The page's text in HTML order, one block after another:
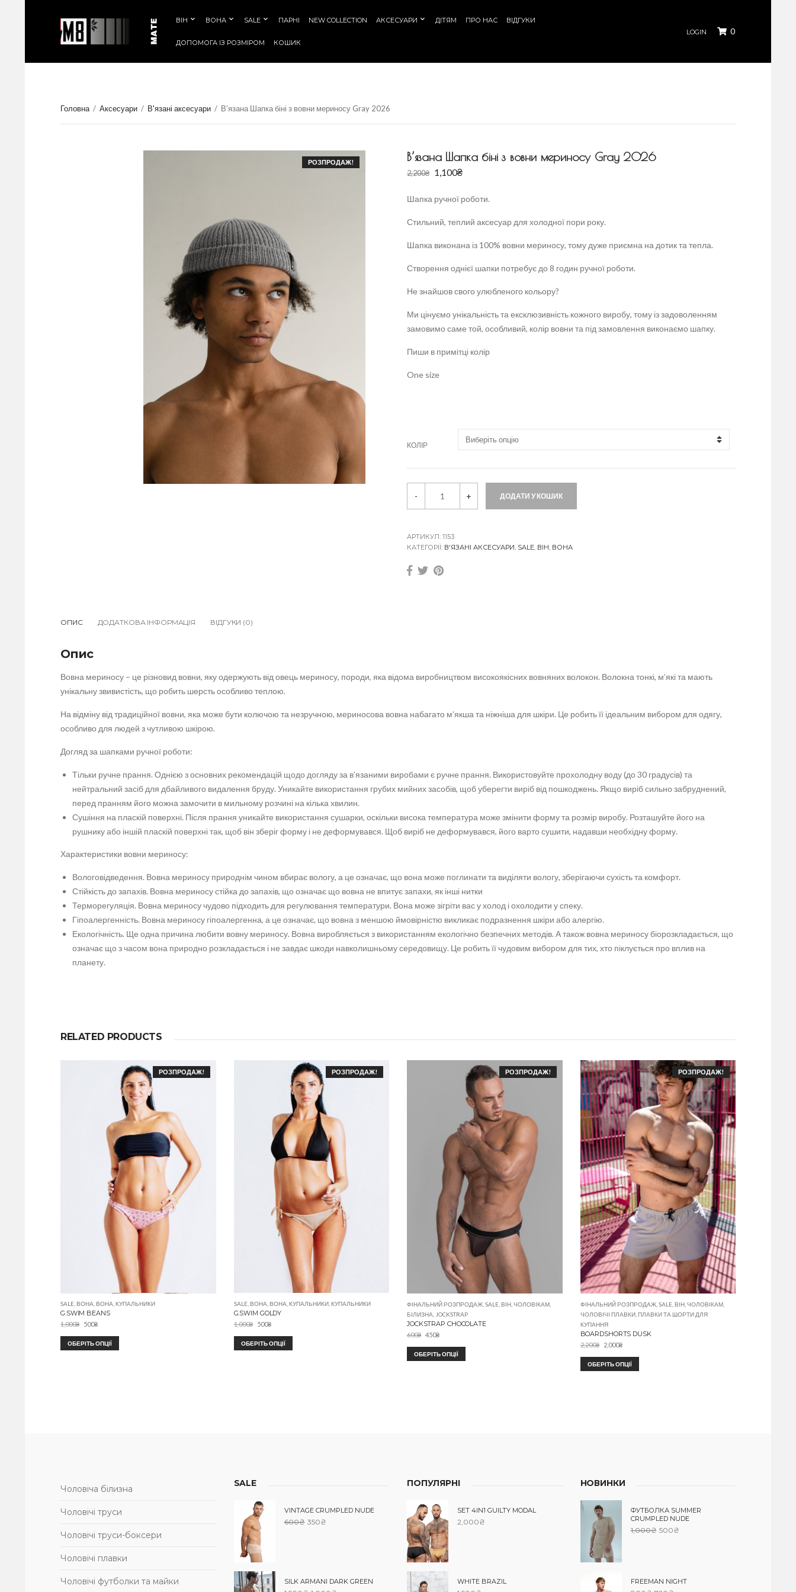
ВІН ВОНА SALE ПАРНІ NEW COLLECTION АКСЕСУАРИ ДІТЯМ ПРО НАС ВІДГУКИ
ДОПОМОГА IЗ РОЗМIРОМ КОШИК
LOGIN 0
Головна / Аксесуари / В'язані аксесуари / В’язана Шапка біні з вовни мериносу Gray 2026
РОЗПРОДАЖ! В’язана Шапка біні з вовни мериносу Gray 2026
2,200₴ 1,100₴
Шапка ручної роботи.
Стильний, теплий аксесуар для холодної пори року.
Шапка виконана із 100% вовни мериносу, тому дуже приємна на дотик та тепла.
Створення однієї шапки потребує до 8 годин ручної роботи.
Не знайшов свого улюбленого кольору?
Ми цінуємо унікальність та ексклюзивність кожного виробу, тому із задоволенням
замовимо саме той, особливий, колір вовни та під замовлення виконаємо шапку.
Пиши в примітці колір
One size
КОЛІР
я
н
а
а
п
в
е
у
G
y
2
u
a
t
i
y
- + ДОДАТИ У КОШИК
АРТИКУЛ: 1153
КАТЕГОРІЇ: В'ЯЗАНІ АКСЕСУАРИ SALE ВІН ВОНА
ОПИС ДОДАТКОВА ІНФОРМАЦІЯ ВІДГУКИ (0)
Опис
Вовна мериносу – це різновид вовни, яку одержують від овець мериносу, породи, яка відома виробництвом високоякісних вовняних волокон. Волокна тонкі, м’які та мають
унікальну звивистість, що робить шерсть особливо теплою.
На відміну від традиційної вовни, яка може бути колючою та незручною, мериносова вовна набагато м’якша та ніжніша для шкіри. Це робить її ідеальним вибором для одягу,
особливо для людей з чутливою шкірою.
Догляд за шапками ручної роботи:
Тільки ручне прання. Однією з основних рекомендацій щодо догляду за в’язаними виробами є ручне прання. Використовуйте прохолодну воду (до 30 градусів) та
нейтральний засіб для дбайливого видалення бруду. Уникайте використання грубих мийних засобів, щоб уберегти виріб від пошкоджень. Якщо виріб сильно забруднений,
перед пранням його можна замочити в мильному розчині на кілька хвилин.
Сушіння на пласкій поверхні. Після прання уникайте використання сушарки, оскільки висока температура може змінити форму та розмір виробу. Розташуйте його на
рушнику або іншій пласкій поверхні так, щоб він зберіг форму і не деформувався. Щоб виріб не деформувався, його варто сушити, надавши необхідну форму.
Характеристики вовни мериносу:
Вологовідведення. Вовна мериносу природнім чином вбирає вологу, а це означає, що вона може поглинати та виділяти вологу, зберігаючи сухість та комфорт.
Стійкість до запахів. Вовна мериносу стійка до запахів, що означає що вовна не впитує запахи, як інші нитки
Терморегуляція. Вовна мериносу чудово підходить для регулювання температури. Вона може зігріти вас у холод і охолодити у спеку.
Гіпоалергенність. Вовна мериносу гіпоалергенна, а це означає, що вовна з меншою ймовірністю викликає подразнення шкіри або алергію.
Екологічність. Ще одна причина любити вовну мериносу. Вовна виробляється з використанням екологічно безпечних методів. А також вовна мериносу біорозкладається, що
означає що з часом вона природно розкладається і не завдає шкоди навколишньому середовищу. Це робить її чудовим вибором для тих, хто піклується про вплив на
планету.
RELATED PRODUCTS
РОЗПРОДАЖ!
SALE ВОНА ВОНА КУПАЛЬНИКИ
G.SWIM BEANS
1,000₴ 500₴
ОБЕРІТЬ ОПЦІЇ
РОЗПРОДАЖ!
SALE, ВОНА ВОНА КУПАЛЬНИКИ, КУПАЛЬНИКИ
G.SWIM GOLDY
1,000₴ 500₴
ОБЕРІТЬ ОПЦІЇ
РОЗПРОДАЖ!
ФІНАЛЬНИЙ РОЗПРОДАЖ SALE ВІН ЧОЛОВІКАМ
БІЛИЗНА
JOCKSTRAP
JOCKSTRAP CHOCOLATE
600₴ 450₴
ОБЕРІТЬ ОПЦІЇ
РОЗПРОДАЖ!
ФІНАЛЬНИЙ РОЗПРОДАЖ, SALE, ВІН, ЧОЛОВІКАМ,
ЧОЛОВІЧІ ПЛАВКИ, ПЛАВКИ ТА ШОРТИ ДЛЯ
КУПАННЯ
BOARDSHORTS DUSK
2,200₴ 2,000₴
ОБЕРІТЬ ОПЦІЇ
Чоловіча білизна
Чоловічі труси
Чоловічі труси-боксери
Чоловічі плавки
Чоловічі футболки та майки
SALE
VINTAGE CRUMPLED NUDE
600₴ 350₴
SILK ARMANI DARK GREEN
ПОПУЛЯРНІ
SET 4IN1 GUILTY MODAL
2,000₴
WHITE BRAZIL
НОВИНКИ
ФУТБОЛКА SUMMER
CRUMPLED NUDE
1,000₴ 500₴
FREEMAN NIGHT